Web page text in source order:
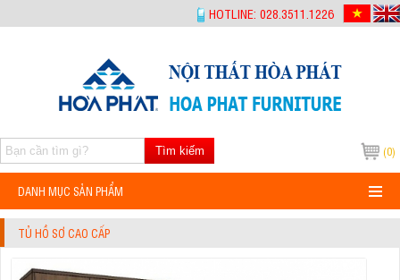
HOTLINE: 028.3511.1226
(0)
Tìm kiếm
DANH MỤC SẢN PHẨM
TỦ HỒ SƠ CAO CẤP